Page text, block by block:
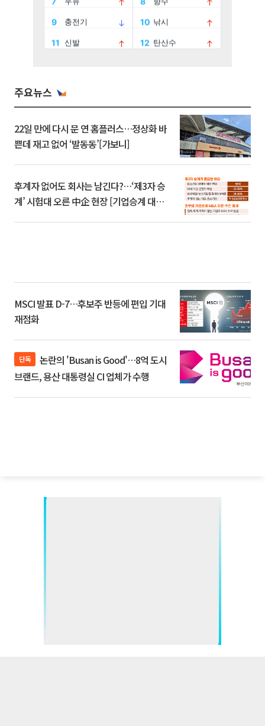
주요뉴스
22일 만에 다시 문 연 홈플러스…정상화 바
쁜데 재고 없어 ‘발동동’[가보니]
후계자 없어도 회사는 남긴다?…‘제3자 승
계’ 시험대 오른 中企 현장 [기업승계 대전
MSCI 발표 D-7…후보주 반등에 편입 기대
재점화
단독
브랜드, 용산 대통령실 CI 업체가 수행